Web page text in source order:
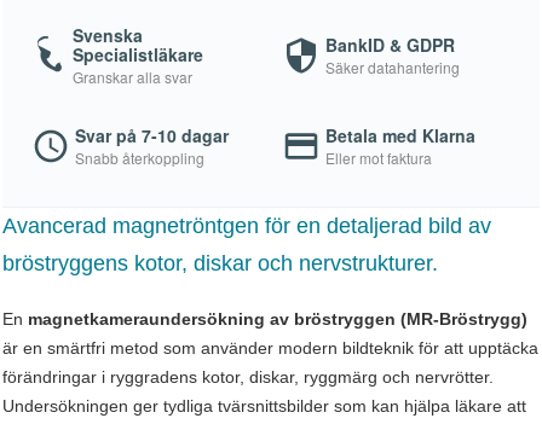
Svenska
Specialistläkare
Granskar alla svar
BankID & GDPR
Säker datahantering
Svar på 7-10 dagar
Snabb återkoppling
Betala med Klarna
Eller mot faktura
Avancerad magnetröntgen för en detaljerad bild av
bröstryggens kotor, diskar och nervstrukturer.
En magnetkameraundersökning av bröstryggen (MR-Bröstrygg)
är en smärtfri metod som använder modern bildteknik för att upptäcka
förändringar i ryggradens kotor, diskar, ryggmärg och nervrötter.
Undersökningen ger tydliga tvärsnittsbilder som kan hjälpa läkare att